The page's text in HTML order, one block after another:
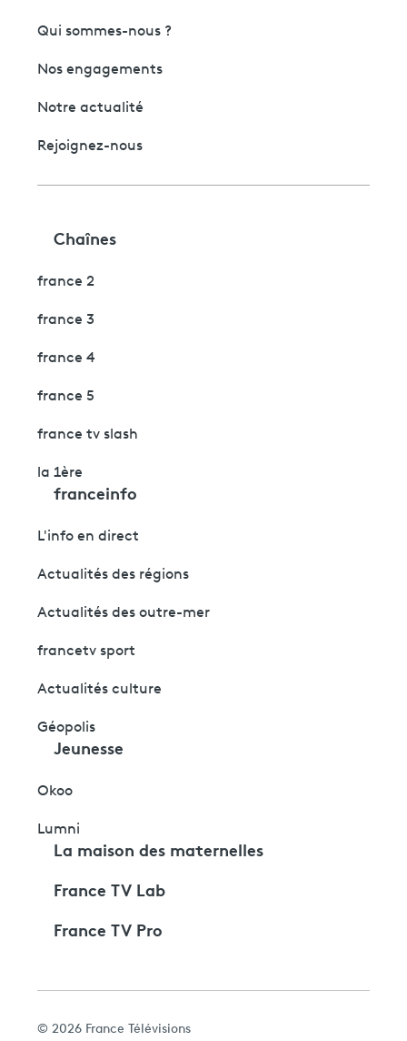
Qui sommes-nous ?
Nos engagements
Notre actualité
Rejoignez-nous
Chaînes
france 2
france 3
france 4
france 5
france tv slash
la 1ère
franceinfo
L'info en direct
Actualités des régions
Actualités des outre-mer
francetv sport
Actualités culture
Géopolis
Jeunesse
Okoo
Lumni
La maison des maternelles
France TV Lab
France TV Pro
© 2026 France Télévisions